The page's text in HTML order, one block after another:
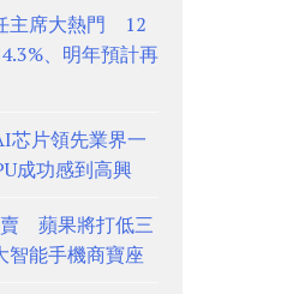
主席大熱門 12
、明年預計再
芯片領先業界一
成功感到高興
蘋果將打低三
智能手機商寶座